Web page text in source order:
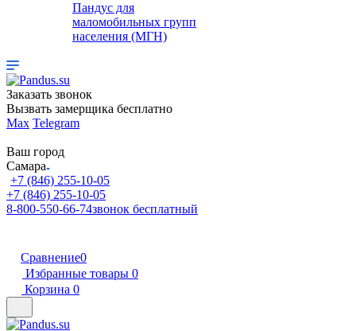
Пандус для
маломобильных групп
населения (МГН)
Заказать звонок
Вызвать замерщика бесплатно
Max Telegram
Ваш город
Самара
+7 (846) 255-10-05
+7 (846) 255-10-05
8-800-550-66-74звонок бесплатный
Сравнение0
Избранные товары 0
Корзина 0